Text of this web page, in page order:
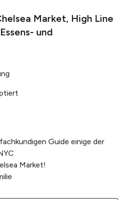
Market, High Line
und
Guide einige der
Market!